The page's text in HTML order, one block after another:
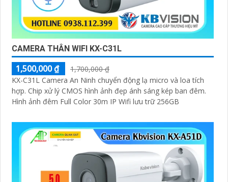
CAMERA THÂN WIFI KX-C31L
1,500,000 ₫
1,700,000 ₫
KX-C31L Camera An Ninh chuyển động lạ micro và loa tích
hợp. Chip xử lý CMOS hình ảnh đẹp ánh sáng kép ban đêm.
Hình ảnh đêm Full Color 30m IP Wifi lưu trữ 256GB